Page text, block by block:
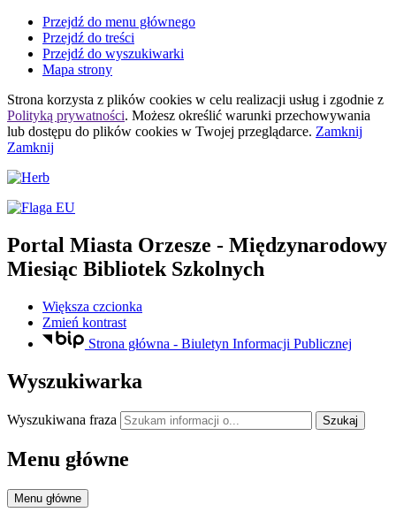
Przejdź do menu głównego
Przejdź do treści
Przejdź do wyszukiwarki
Mapa strony
Strona korzysta z plików cookies w celu realizacji usług i zgodnie z
Polityką prywatności. Możesz określić warunki przechowywania
lub dostępu do plików cookies w Twojej przeglądarce. Zamknij
Zamknij
Portal Miasta Orzesze - Międzynarodowy
Miesiąc Bibliotek Szkolnych
Większa czcionka
Zmień kontrast
Strona główna - Biuletyn Informacji Publicznej
Wyszukiwarka
Wyszukiwana fraza Szukaj
Menu główne
Menu główne